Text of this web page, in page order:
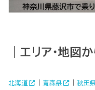
｜エリア・地図
北海道 青森県 ｜秋田